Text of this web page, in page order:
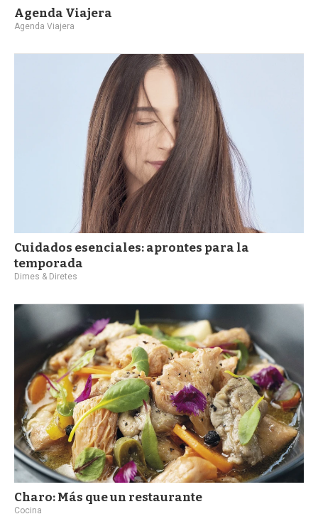
Agenda Viajera
Agenda Viajera
Cuidados esenciales: aprontes para la
temporada
Dimes & Diretes
Charo: Más que un restaurante
Cocina